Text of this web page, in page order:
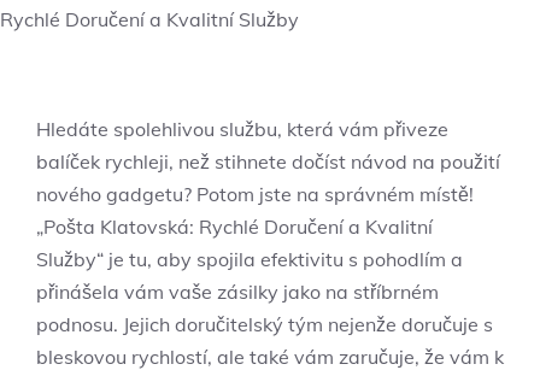
Rychlé Doručení a Kvalitní Služby
Hledáte spolehlivou službu, která vám přiveze
balíček rychleji, než stihnete dočíst návod na použití
nového gadgetu? Potom jste na správném místě!
„Pošta Klatovská: Rychlé Doručení a Kvalitní
Služby“ je tu, aby spojila efektivitu s pohodlím a
přinášela vám vaše zásilky jako na stříbrném
podnosu. Jejich doručitelský tým nejenže doručuje s
bleskovou rychlostí, ale také vám zaručuje, že vám k